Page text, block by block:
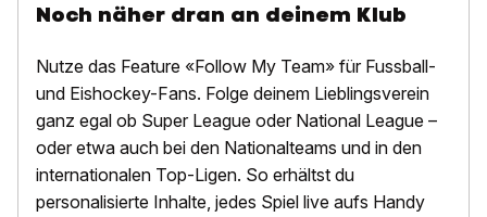
Noch näher dran an deinem Klub
Nutze das Feature «Follow My Team» für Fussball-
und Eishockey-Fans. Folge deinem Lieblingsverein
ganz egal ob Super League oder National League –
oder etwa auch bei den Nationalteams und in den
internationalen Top-Ligen. So erhältst du
personalisierte Inhalte, jedes Spiel live aufs Handy